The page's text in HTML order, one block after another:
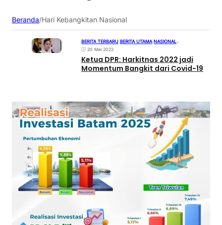
Beranda/Hari Kebangkitan Nasional
BERITA TERBARU BERITA UTAMA NASIONAL•
20 Mei 2022
Ketua DPR: Harkitnas 2022 jadi
Momentum Bangkit dari Covid-19